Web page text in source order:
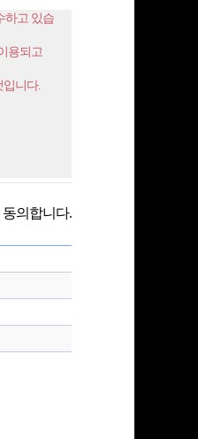
동의합니다.